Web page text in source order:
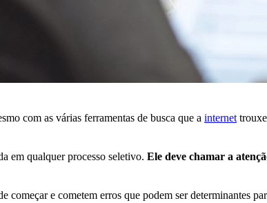
com as várias ferramentas de busca que a internet
em qualquer processo seletivo. Ele deve chamar a
começar e cometem erros que podem ser determinantes